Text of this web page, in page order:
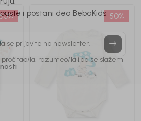
% 50%
– brend kome roditelji
i postani deo BebaKids
se prijavite na newsletter.
pročitao/la, razumeo/la i da se slažem